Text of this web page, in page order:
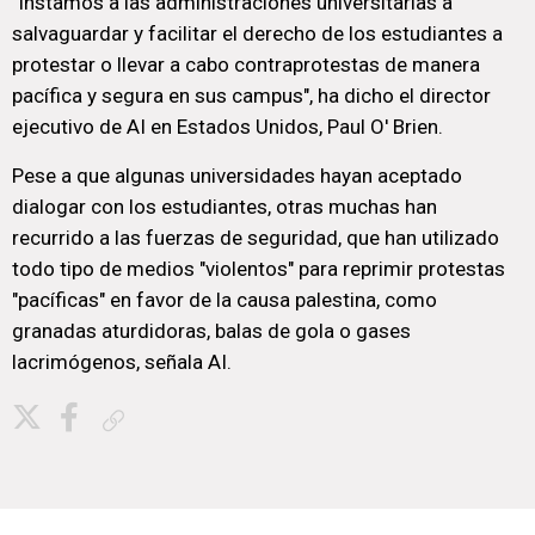
salvaguardar y facilitar el derecho de los estudiantes a
protestar o llevar a cabo contraprotestas de manera
pacífica y segura en sus campus", ha dicho el director
ejecutivo de AI en Estados Unidos, Paul O' Brien.
Pese a que algunas universidades hayan aceptado
dialogar con los estudiantes, otras muchas han
recurrido a las fuerzas de seguridad, que han utilizado
todo tipo de medios "violentos" para reprimir protestas
"pacíficas" en favor de la causa palestina, como
granadas aturdidoras, balas de gola o gases
lacrimógenos, señala AI.